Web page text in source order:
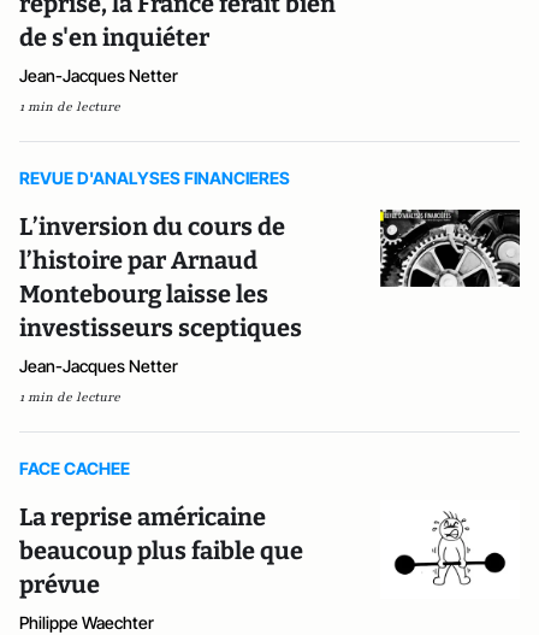
de s'en inquiéter
Jean-Jacques Netter
1 min de lecture
REVUE D'ANALYSES FINANCIERES
L’inversion du cours de
l’histoire par Arnaud
Montebourg laisse les
investisseurs sceptiques
Jean-Jacques Netter
1 min de lecture
FACE CACHEE
La reprise américaine
beaucoup plus faible que
prévue
Philippe Waechter